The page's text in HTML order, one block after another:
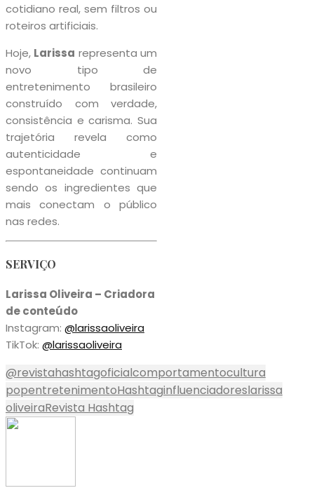
cotidiano real, sem filtros ou
roteiros artificiais.
Hoje, Larissa representa um
novo tipo de
entretenimento brasileiro
construído com verdade,
consistência e carisma. Sua
trajetória revela como
autenticidade e
espontaneidade continuam
sendo os ingredientes que
mais conectam o público
nas redes.
SERVIÇO
Larissa Oliveira – Criadora
de conteúdo
Instagram: @larissaoliveira
TikTok: @larissaoliveira
@revistahashtagoficialcomportamentocultura
popentretenimentoHashtaginfluenciadoreslarissa
oliveiraRevista Hashtag